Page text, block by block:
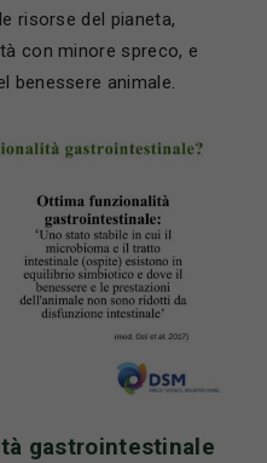
risorse del pianeta,
con minore spreco, e
benessere animale.
gastrointestinale